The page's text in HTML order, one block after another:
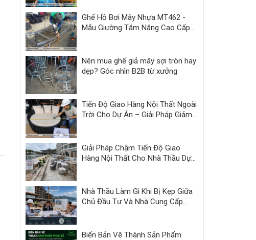
Ghế Hồ Bơi Mây Nhựa MT462 -
Mẫu Giường Tắm Nắng Cao Cấp
Nên mua ghế giả mây sợi tròn hay
dẹp? Góc nhìn B2B từ xưởng
Tiến Độ Giao Hàng Nội Thất Ngoài
Trời Cho Dự Án – Giải Pháp Giảm
Giải Pháp Chậm Tiến Độ Giao
Hàng Nội Thất Cho Nhà Thầu Dự
Nhà Thầu Làm Gì Khi Bị Kẹp Giữa
Chủ Đầu Tư Và Nhà Cung Cấp
Biến Bản Vẽ Thành Sản Phẩm